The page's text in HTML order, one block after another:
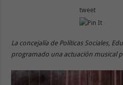
tweet
La concejalía de Políticas Sociales,
programado una actuación musical